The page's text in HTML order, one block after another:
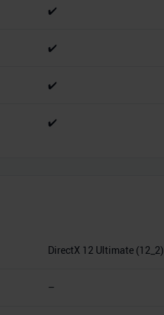
✔️
✔️
✔️
✔️
DirectX 12 Ultimate (12_2)
–